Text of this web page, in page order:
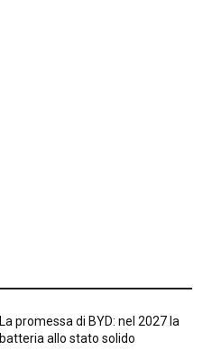
La promessa di BYD: nel 2027 la
batteria allo stato solido